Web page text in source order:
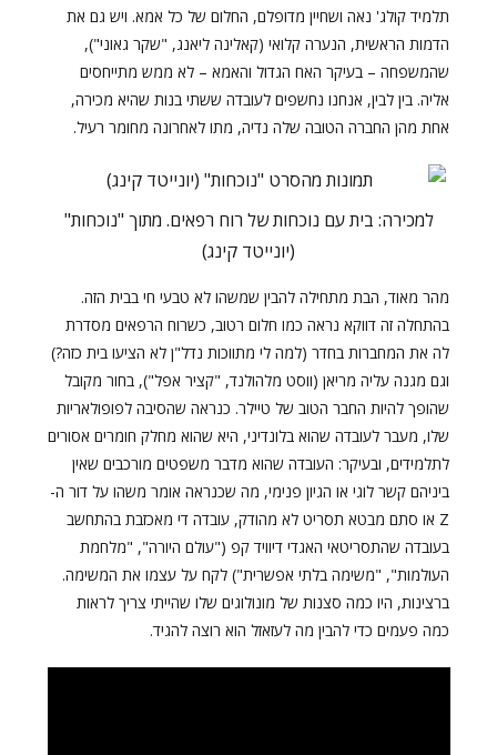
תלמיד קולג' נאה ושחיין מדופלם, החלום של כל אמא. ויש גם את
הדמות הראשית, הנערה קלואי (קאלינה ליאנג, "שקר גאוני"),
שהמשפחה – בעיקר האח הגדול והאמא – לא ממש מתייחסים
אליה. בין לבין, אנחנו נחשפים לעובדה ששתי בנות שהיא מכירה,
אחת מהן החברה הטובה שלה נדיה, מתו לאחרונה מחומר רעיל.
למכירה: בית עם נוכחות של רוח רפאים. מתוך "נוכחות"
(יונייטד קינג)
מהר מאוד, הבת מתחילה להבין שמשהו לא טבעי חי בבית הזה.
בהתחלה זה דווקא נראה כמו חלום רטוב, כשרוח הרפאים מסדרת
לה את המחברות בחדר (למה לי מתווכות נדל"ן לא הציעו בית כזה?)
וגם מגנה עליה מריאן (ווסט מלהולנד, "קציר אפל"), בחור מקובל
שהופך להיות החבר הטוב של טיילר. כנראה שהסיבה לפופולאריות
שלו, מעבר לעובדה שהוא בלונדיני, היא שהוא מחלק חומרים אסורים
לתלמידים, ובעיקר: העובדה שהוא מדבר משפטים מורכבים שאין
ביניהם קשר לוגי או הגיון פנימי, מה שכנראה אומר משהו על דור ה-
Z או סתם מבטא תסריט לא מהודק, עובדה די מאכזבת בהתחשב
בעובדה שהתסריטאי האגדי דיוויד קפ ("עולם היורה", "מלחמת
העולמות", "משימה בלתי אפשרית") לקח על עצמו את המשימה.
ברצינות, היו כמה סצנות של מונולוגים שלו שהייתי צריך לראות
כמה פעמים כדי להבין מה לעזאזל הוא רוצה להגיד.